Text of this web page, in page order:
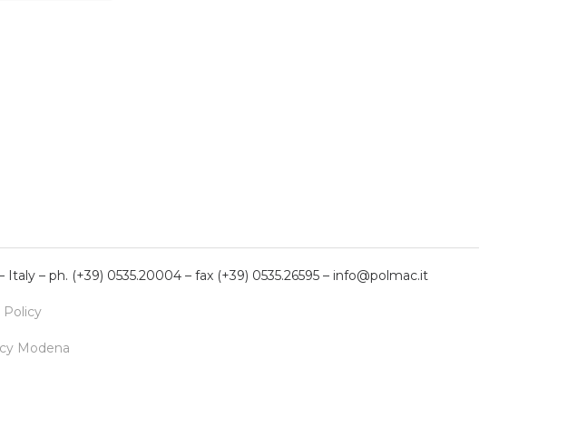
– ph. (+39) 0535.20004 – fax (+39) 0535.26595 – info@polmac.it
Policy
Modena